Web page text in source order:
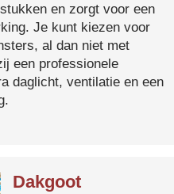
en zorgt voor een
Je kunt kiezen voor
al dan niet met
een professionele
daglicht, ventilatie en een
Dakgoot